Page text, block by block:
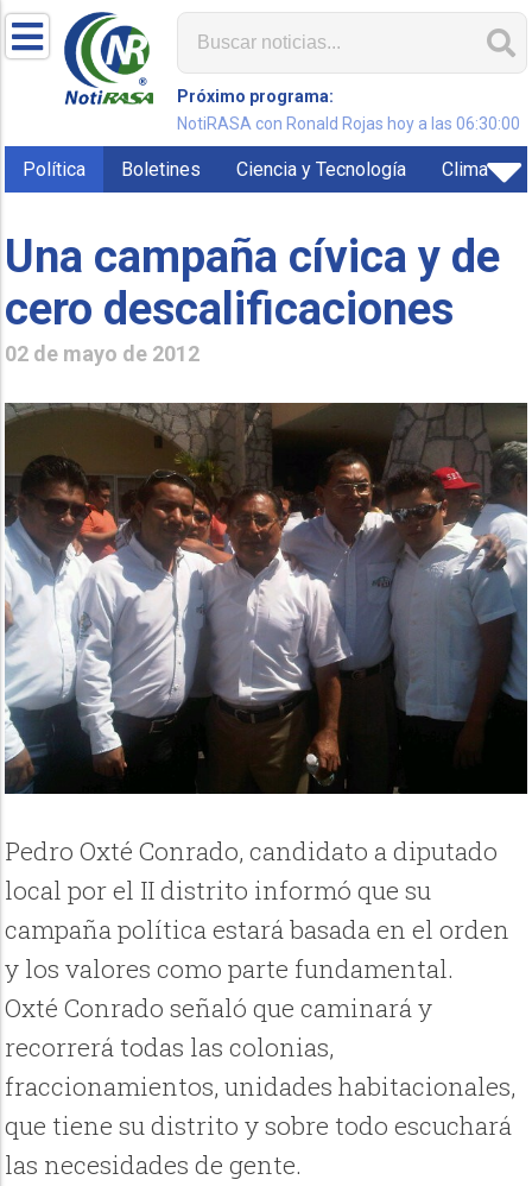
Próximo programa:
NotiRASA con Ronald Rojas hoy a las 06:30:00
Política Boletines Ciencia y Tecnología Clima
Una campaña cívica y de
02 de mayo de 2012
Pedro Oxté Conrado, candidato a diputado
local por el II distrito informó que su
campaña política estará basada en el orden
y los valores como parte fundamental.
Oxté Conrado señaló que caminará y
recorrerá todas las colonias,
fraccionamientos, unidades habitacionales,
que tiene su distrito y sobre todo escuchará
las necesidades de gente.